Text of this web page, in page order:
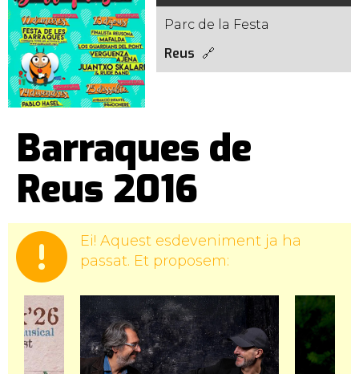
Parc de la Festa
Reus
Barraques de
Reus 2016
Ei! Aquest esdeveniment ja ha
passat. Et proposem: